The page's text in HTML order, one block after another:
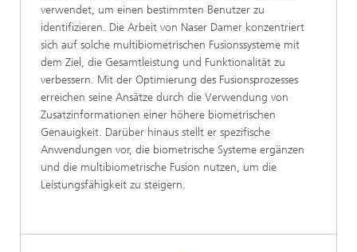
verwendet, um einen bestimmten Benutzer zu
identifizieren. Die Arbeit von Naser Damer konzentriert
sich auf solche multibiometrischen Fusionssysteme mit
dem Ziel, die Gesamtleistung und Funktionalität zu
verbessern. Mit der Optimierung des Fusionsprozesses
erreichen seine Ansätze durch die Verwendung von
Zusatzinformationen einer höhere biometrischen
Genauigkeit. Darüber hinaus stellt er spezifische
Anwendungen vor, die biometrische Systeme ergänzen
und die multibiometrische Fusion nutzen, um die
Leistungsfähigkeit zu steigern.